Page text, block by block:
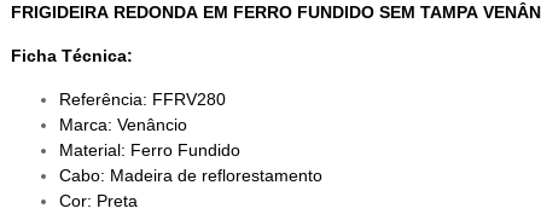
FRIGIDEIRA REDONDA EM FERRO FUNDIDO SEM TAMPA
Ficha Técnica:
Referência: FFRV280
Marca: Venâncio
Material: Ferro Fundido
Cabo: Madeira de reflorestamento
Cor: Preta